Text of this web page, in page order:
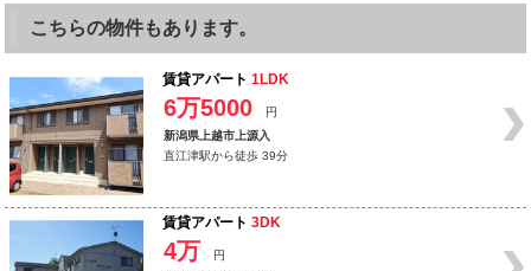
こちらの物件もあります。
賃貸アパート 1LDK
6万5000
円
新潟県上越市上源入
直江津駅から徒歩 39分
賃貸アパート 3DK
4万
円